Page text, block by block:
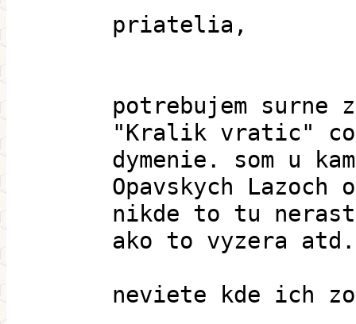
priatelia,
potrebujem surne
"Kralik vratic" co
dymenie. som u
Opavskych
nikde to tu
ako to vyzera
neviete kde ich